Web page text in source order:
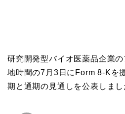
研究開発型バイオ医薬品企業
地時間の7月3日にForm 8-Kを
期と通期の見通しを公表しまし